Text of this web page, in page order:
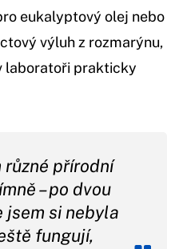
eukalyptový olej nebo
výluh z rozmarýnu,
laboratoři prakticky
přírodní
– po dvou
jsem si nebyla
fungují,